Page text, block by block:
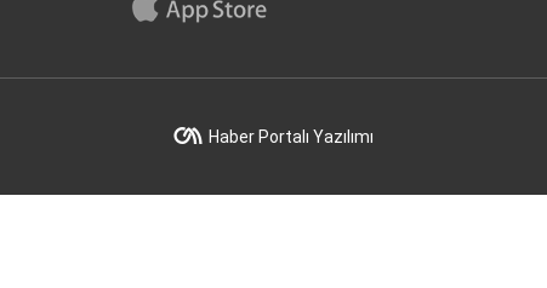
Haber Portalı Yazılımı